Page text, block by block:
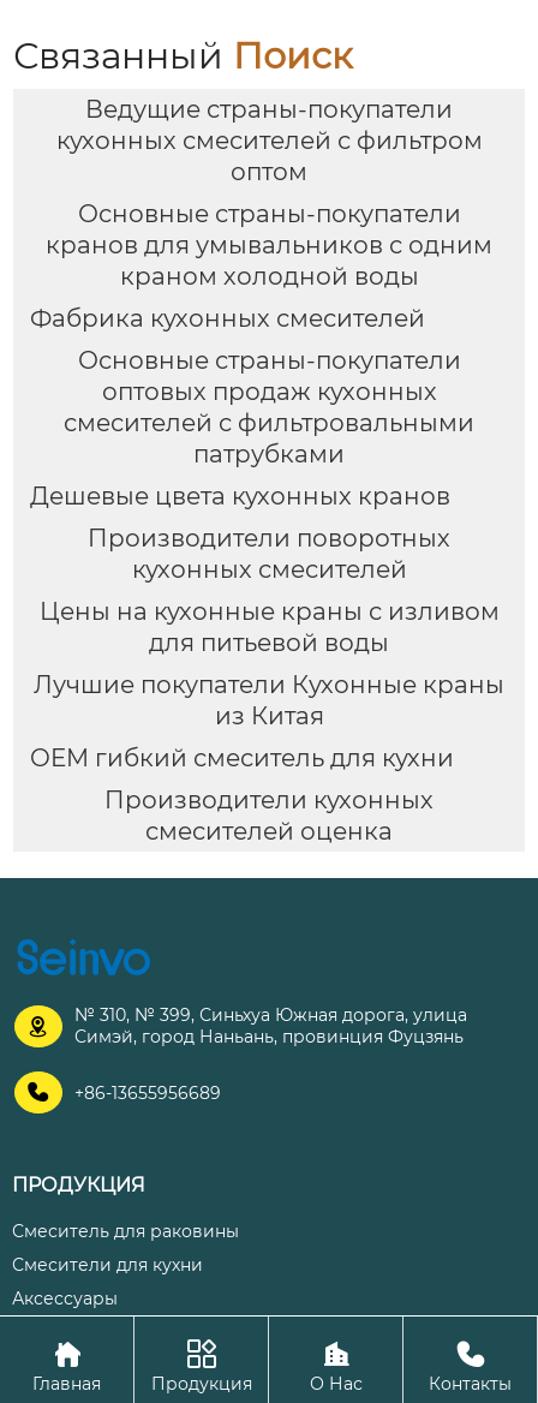
Связанный Поиск
Ведущие страны-покупатели
кухонных смесителей с фильтром
оптом
Основные страны-покупатели
кранов для умывальников с одним
краном холодной воды
Фабрика кухонных смесителей
Основные страны-покупатели
оптовых продаж кухонных
смесителей с фильтровальными
патрубками
Дешевые цвета кухонных кранов
Производители поворотных
кухонных смесителей
Цены на кухонные краны с изливом
для питьевой воды
Лучшие покупатели Кухонные краны
из Китая
OEM гибкий смеситель для кухни
Производители кухонных
смесителей оценка

№ 310, № 399, Синьхуа Южная дорога, улица
Симэй, город Наньань, провинция Фуцзянь
 +86-13655956689
ПРОДУКЦИЯ
Смеситель для раковины
Смесители для кухни
Аксессуары
Авторское право©ООО Цюаньчжоу Шэнхуа Кухня и ванная
комната

Главная

Продукция

О Нас

Контакты